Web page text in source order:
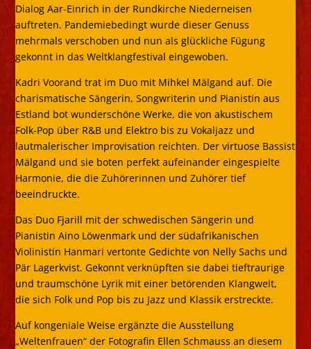
Dialog Aar-Einrich in der Rundkirche Niederneisen
auftreten. Pandemiebedingt wurde dieser Genuss
mehrmals verschoben und nun als glückliche Fügung
gekonnt in das Weltklangfestival eingewoben.
Kadri Voorand trat im Duo mit Mihkel Mälgand auf. Die
charismatische Sängerin, Songwriterin und Pianistin aus
Estland bot wunderschöne Werke, die von akustischem
Folk-Pop über R&B und Elektro bis zu Vokaljazz und
lautmalerischer Improvisation reichten. Der virtuose Bassist
Mälgand und sie boten perfekt aufeinander eingespielte
Harmonie, die die Zuhörerinnen und Zuhörer tief
beeindruckte.
Das Duo Fjarill mit der schwedischen Sängerin und
Pianistin Aino Löwenmark und der südafrikanischen
Violinistin Hanmari vertonte Gedichte von Nelly Sachs und
Pär Lagerkvist. Gekonnt verknüpften sie dabei tieftraurige
und traumschöne Lyrik mit einer betörenden Klangwelt,
die sich Folk und Pop bis zu Jazz und Klassik erstreckte.
Auf kongeniale Weise ergänzte die Ausstellung
„Weltenfrauen“ der Fotografin Ellen Schmauss an diesem